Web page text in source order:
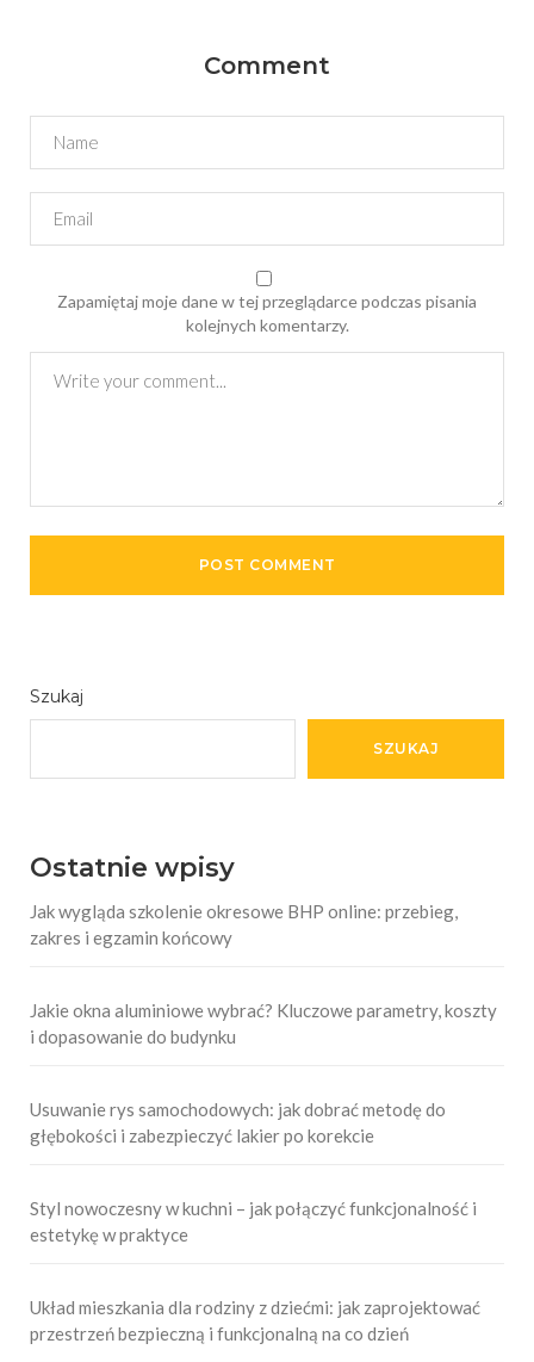
Comment
Zapamiętaj moje dane w tej przeglądarce podczas pisania
kolejnych komentarzy.
Szukaj
SZUKAJ
Ostatnie wpisy
Jak wygląda szkolenie okresowe BHP online: przebieg,
zakres i egzamin końcowy
Jakie okna aluminiowe wybrać? Kluczowe parametry, koszty
i dopasowanie do budynku
Usuwanie rys samochodowych: jak dobrać metodę do
głębokości i zabezpieczyć lakier po korekcie
Styl nowoczesny w kuchni – jak połączyć funkcjonalność i
estetykę w praktyce
Układ mieszkania dla rodziny z dziećmi: jak zaprojektować
przestrzeń bezpieczną i funkcjonalną na co dzień